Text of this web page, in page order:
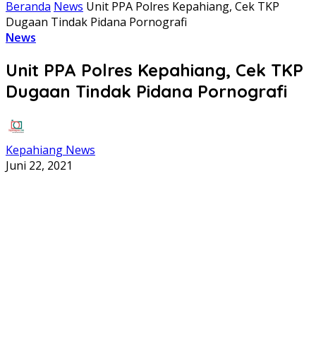
Beranda News Unit PPA Polres Kepahiang, Cek TKP
Dugaan Tindak Pidana Pornografi
News
Unit PPA Polres Kepahiang, Cek TKP
Dugaan Tindak Pidana Pornografi
Kepahiang News
Juni 22, 2021